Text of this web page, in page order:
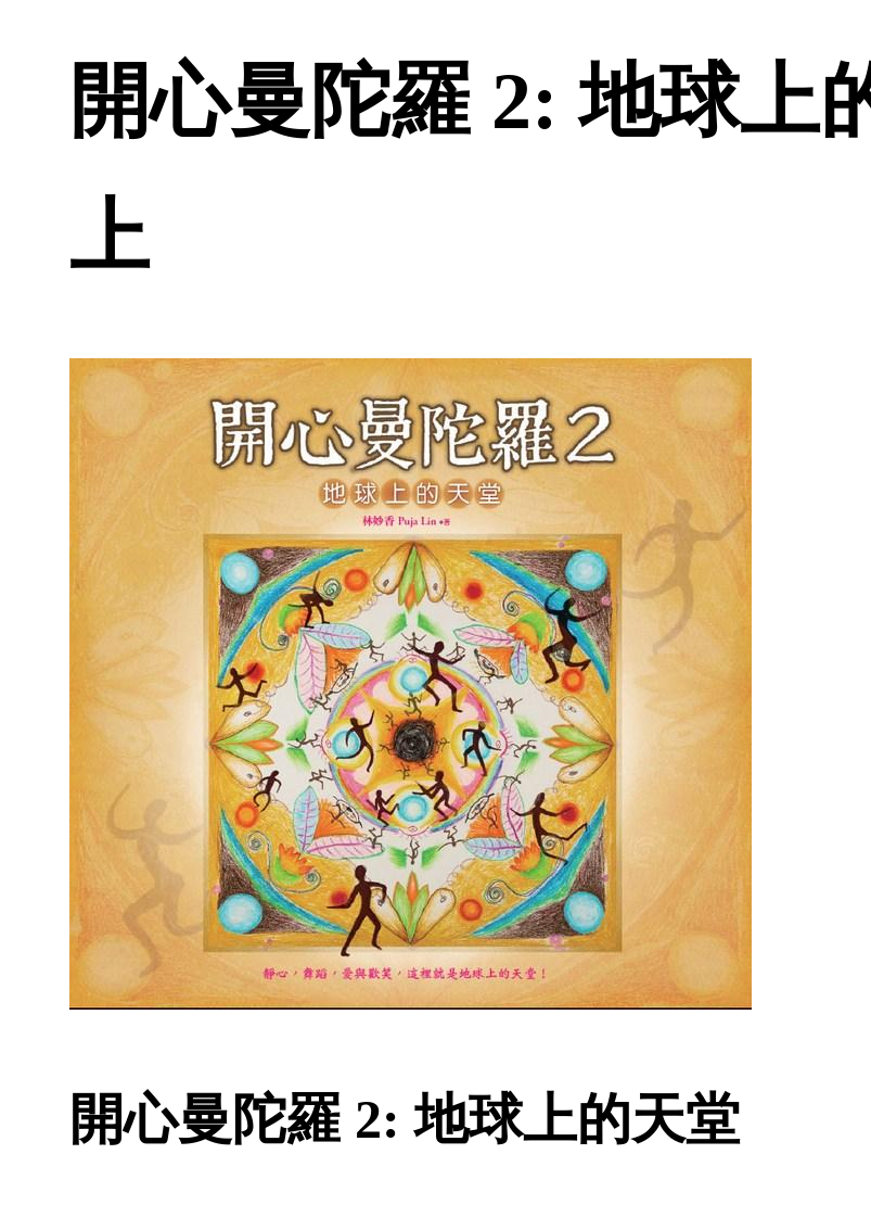
開心曼陀羅 2: 地球上
上
開心曼陀羅 2: 地球上的天堂